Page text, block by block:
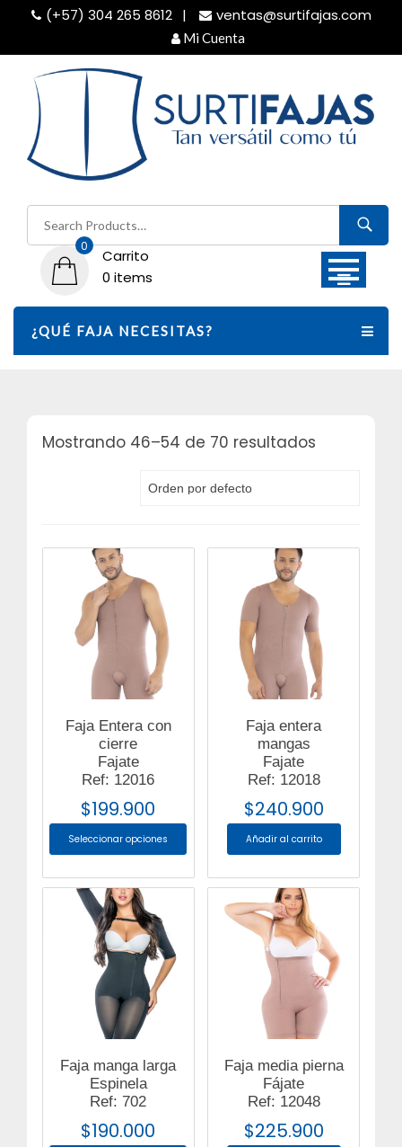
content
(+57) 304 265 8612 ventas@surtifajas.com
Mi Cuenta
Buscar
por:
0
Carrito
0 items
¿QUÉ FAJA NECESITAS?
Mostrando 46–54 de 70 resultados
Faja Entera con
cierre
Fajate
Ref: 12016
$199.900
Seleccionar opciones
Faja entera
mangas
Fajate
Ref: 12018
$240.900
Añadir al carrito
Faja manga larga
Espinela
Ref: 702
$190.000
Faja media pierna
Fájate
Ref: 12048
$225.900